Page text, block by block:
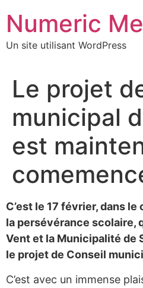
contenu
Numeric
Un site utilisant WordPress
Le projet
municipal
est
C’est le 17 février, dans
la persévérance scolaire,
Vent et la Municipalité de
le projet de Conseil
C’est avec un immense